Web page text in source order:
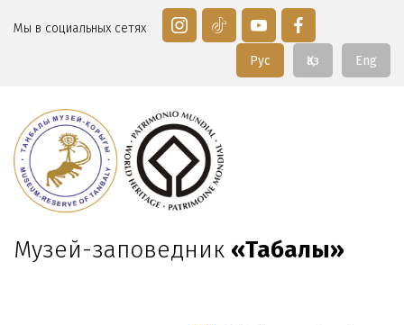
Мы в социальных сетях
Eng
Қаз
Рус
Музей-заповедник «Таңбалы»